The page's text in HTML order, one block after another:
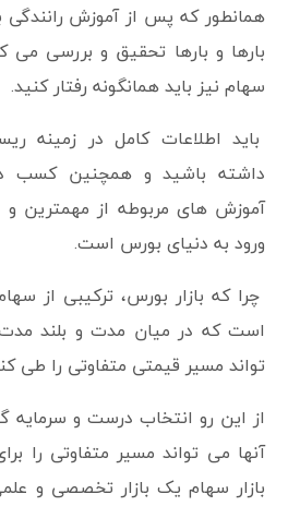
همانطور که پس از آموزش رانندگی
بارها و بارها تحقیق و بررسی می
سهام نیز باید همانگونه رفتار کنید.
باید اطلاعات کامل در زمینه
داشته باشید و همچنین کسب
آموزش های مربوطه از مهمترین
ورود به دنیای بورس است.
چرا که بازار بورس، ترکیبی از
است که در میان مدت و بلند
تواند مسیر قیمتی متفاوتی را طی
از این رو انتخاب درست و سرمایه
آنها می تواند مسیر متفاوتی را
بازار سهام یک بازار تخصصی و